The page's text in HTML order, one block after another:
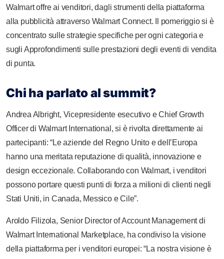
Walmart offre ai venditori, dagli strumenti della piattaforma
alla pubblicità attraverso Walmart Connect. Il pomeriggio si è
concentrato sulle strategie specifiche per ogni categoria e
sugli Approfondimenti sulle prestazioni degli eventi di vendita
di punta.
Chi ha parlato al summit?
Andrea Albright, Vicepresidente esecutivo e Chief Growth
Officer di Walmart International, si è rivolta direttamente ai
partecipanti: “Le aziende del Regno Unito e dell’Europa
hanno una meritata reputazione di qualità, innovazione e
design eccezionale. Collaborando con Walmart, i venditori
possono portare questi punti di forza a milioni di clienti negli
Stati Uniti, in Canada, Messico e Cile”.
Aroldo Filizola, Senior Director of Account Management di
Walmart International Marketplace, ha condiviso la visione
della piattaforma per i venditori europei: “La nostra visione è